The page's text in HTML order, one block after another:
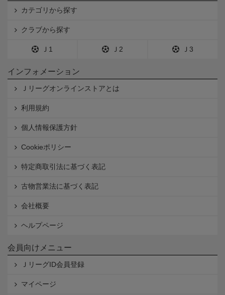
カテゴリから探す
クラブから探す
Ｊ1 Ｊ2 Ｊ3
インフォメーション
Ｊリーグオンラインストアとは
利用規約
個人情報保護方針
Cookieポリシー
特定商取引法に基づく表記
古物営業法に基づく表記
会社概要
ヘルプページ
会員向けメニュー
ＪリーグID会員登録
マイページ